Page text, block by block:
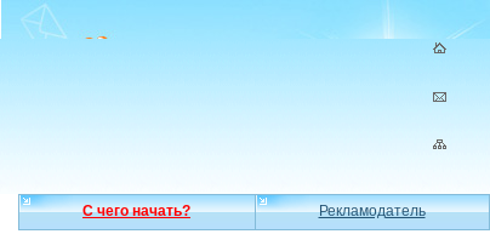
С чего начать? Рекламодатель